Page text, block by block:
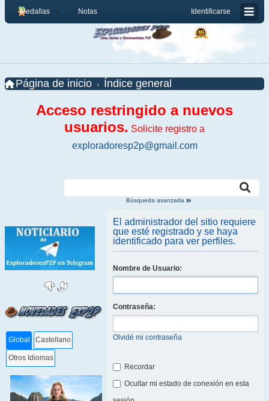
Identificarse
Medallas Notas
Página de inicio Índice general
Acceso restringido a nuevos
usuarios. Solicite registro a
exploradoresp2p@gmail.com
Búsqueda avanzada
Global Castellano
Otros Idiomas
El administrador del sitio requiere
que esté registrado y se haya
identificado para ver perfiles.
Nombre de Usuario:
Contraseña:
Olvidé mi contraseña
Recordar
Ocultar mi estado de conexión en esta